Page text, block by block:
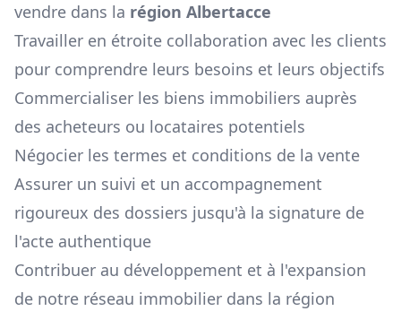
vendre dans la région Albertacce
Travailler en étroite collaboration avec les clients
pour comprendre leurs besoins et leurs objectifs
Commercialiser les biens immobiliers auprès
des acheteurs ou locataires potentiels
Négocier les termes et conditions de la vente
Assurer un suivi et un accompagnement
rigoureux des dossiers jusqu'à la signature de
l'acte authentique
Contribuer au développement et à l'expansion
de notre réseau immobilier dans la région